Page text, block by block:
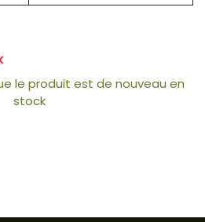
le produit est de nouveau en
stock